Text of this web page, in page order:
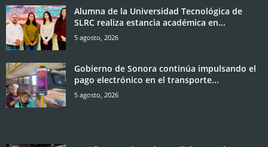
Alumna de la Universidad Tecnológica de
SLRC realiza estancia académica en...
5 agosto, 2026
Gobierno de Sonora continúa impulsando el
pago electrónico en el transporte...
5 agosto, 2026